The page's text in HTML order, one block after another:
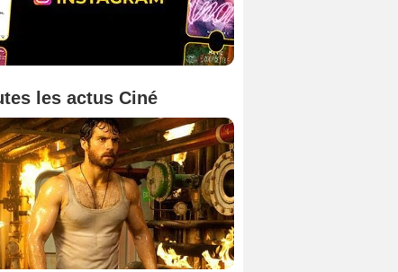
les actus Ciné